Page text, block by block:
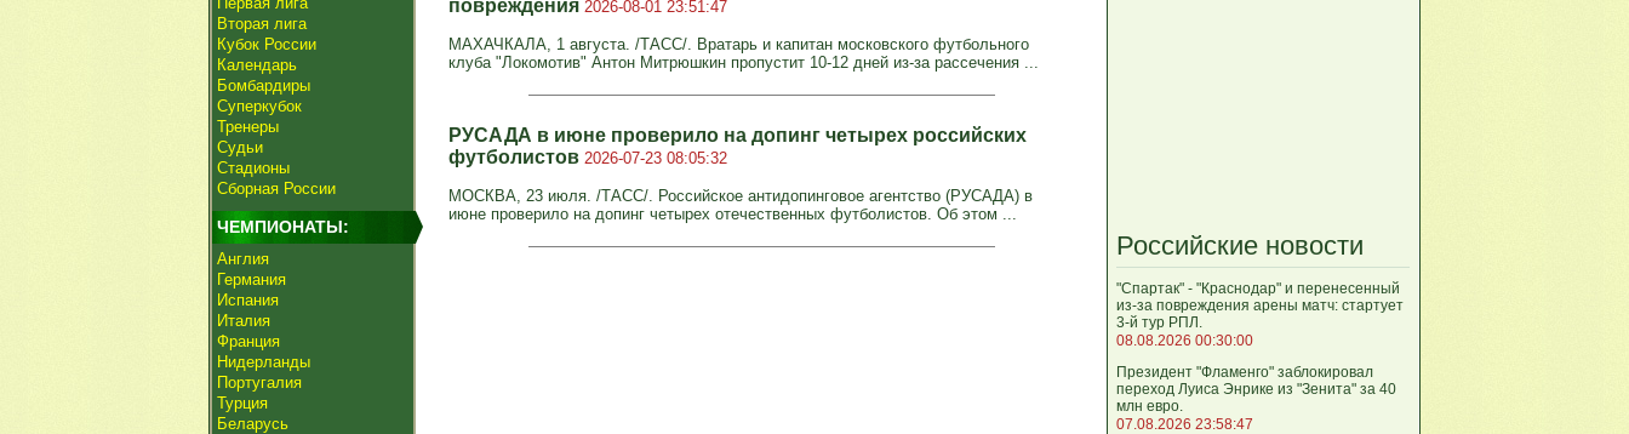
Вторая лига
Кубок России
Календарь
Бомбардиры
Суперкубок
Тренеры
Судьи
Стадионы
Сборная России
ЧЕМПИОНАТЫ:
Англия
Германия
Испания
Италия
Франция
Нидерланды
Португалия
Турция
Беларусь
повреждения 2026-08-01 23:51:47
МАХАЧКАЛА, 1 августа. /ТАСС/. Вратарь и капитан московского футбольного
клуба "Локомотив" Антон Митрюшкин пропустит 10-12 дней из-за рассечения ...
РУСАДА в июне проверило на допинг четырех российских
футболистов 2026-07-23 08:05:32
МОСКВА, 23 июля. /ТАСС/. Российское антидопинговое агентство (РУСАДА) в
июне проверило на допинг четырех отечественных футболистов. Об этом ...
Российские новости
"Спартак" - "Краснодар" и перенесенный
из-за повреждения арены матч: стартует
3-й тур РПЛ.
08.08.2026 00:30:00
Президент "Фламенго" заблокировал
переход Луиса Энрике из "Зенита" за 40
млн евро.
07.08.2026 23:58:47